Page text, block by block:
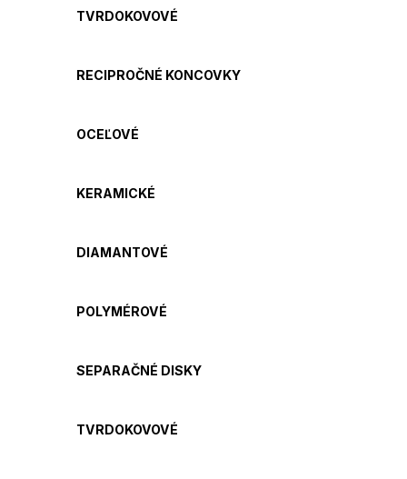
TVRDOKOVOVÉ
RECIPROČNÉ KONCOVKY
OCEĽOVÉ
KERAMICKÉ
DIAMANTOVÉ
POLYMÉROVÉ
SEPARAČNÉ DISKY
TVRDOKOVOVÉ